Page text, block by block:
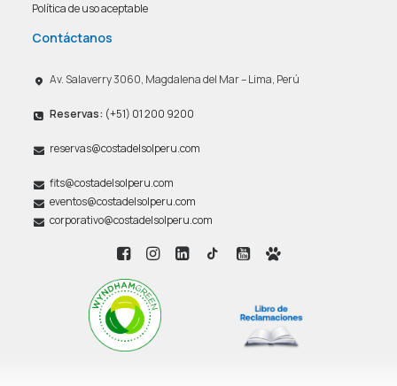
Política de uso aceptable
Contáctanos
Av. Salaverry 3060, Magdalena del Mar – Lima, Perú
Reservas: (+51) 01 200 9200
reservas@costadelsolperu.com
fits@costadelsolperu.com
eventos@costadelsolperu.com
corporativo@costadelsolperu.com